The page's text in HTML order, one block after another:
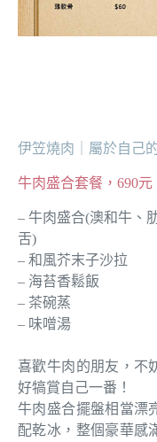
伊笠燒肉｜屬於自己
牛肉盛合套餐，690元
– 牛肉盛合(澳和牛、
舌)
– 和風芥末子沙拉
– 海苔香鬆飯
– 茶碗蒸
– 味噌湯
喜歡牛肉的朋友，不
好犒賞自己一番！
牛肉盛合擺盤相當漂
配乾冰，整個豪華感